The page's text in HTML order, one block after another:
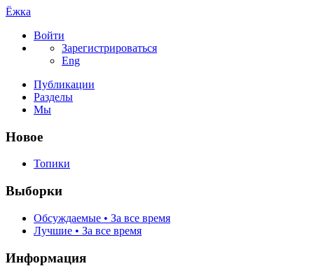
Ёжка
Войти
Зарегистрироваться
Eng
Публикации
Разделы
Мы
Новое
Топики
Выборки
Обсуждаемые • За все время
Лучшие • За все время
Информация